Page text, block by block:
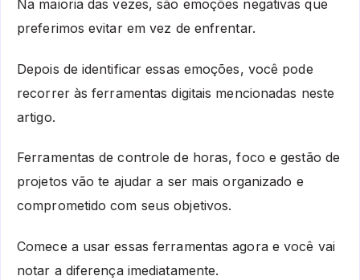
Na maioria das vezes, são emoções negativas que
preferimos evitar em vez de enfrentar.
Depois de identificar essas emoções, você pode
recorrer às ferramentas digitais mencionadas neste
artigo.
Ferramentas de controle de horas, foco e gestão de
projetos vão te ajudar a ser mais organizado e
comprometido com seus objetivos.
Comece a usar essas ferramentas agora e você vai
notar a diferença imediatamente.